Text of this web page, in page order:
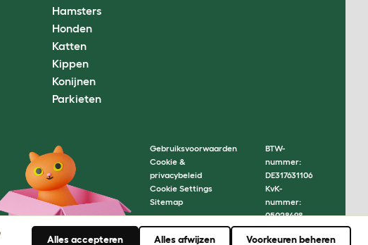
Hamsters
Honden
Katten
Kippen
Konijnen
Parkieten
Gebruiksvoorwaarden
Cookie &
privacybeleid
Cookie Settings
Sitemap
BTW-
nummer:
DE317631106
KvK-
nummer:
05028498
© Omlet
2026
Alles accepteren Alles afwijzen Voorkeuren beheren